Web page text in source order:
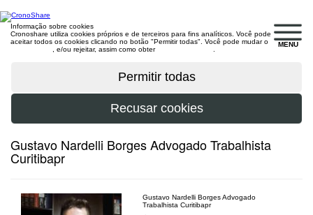
MENU
Informação sobre cookies
Cronoshare utiliza cookies próprios e de terceiros para fins analíticos. Você pode
aceitar todos os cookies clicando no botão "Permitir todas". Você pode mudar o
, e/ou rejeitar, assim como obter
Gustavo Nardelli Borges Advogado Trabalhista
Curitibapr
Gustavo Nardelli Borges Advogado
Trabalhista Curitibapr